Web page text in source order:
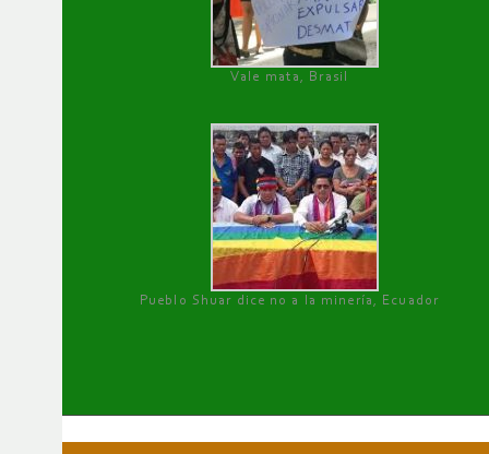
Vale mata, Brasil
Pueblo Shuar dice no a la minería, Ecuador